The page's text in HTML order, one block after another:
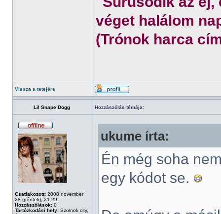
véget halálom
(Trónok harca
Vissza a tetejére
Lil Snape Dogg Hozzászólás témája:
Csatlakozott: 2008 november
28 (péntek), 21:29
Hozzászólások: 0
Tartózkodási hely: Szolnok city,
ukume írta:
Én még soha
egy kódot se.